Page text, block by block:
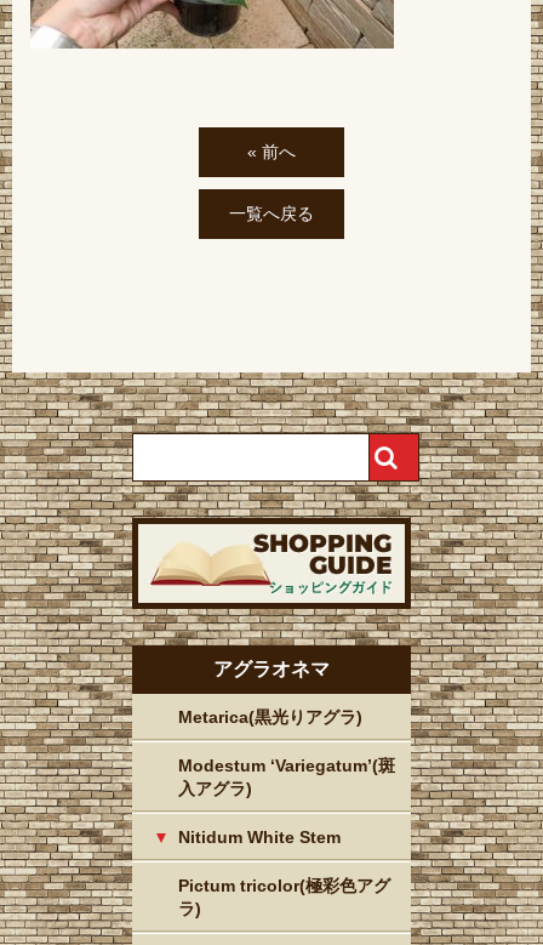
« 前へ
一覧へ戻る
アグラオネマ
Metarica(黒光りアグラ)
Modestum ‘Variegatum’(斑
入アグラ)
Nitidum White Stem
Pictum tricolor(極彩色アグ
ラ)